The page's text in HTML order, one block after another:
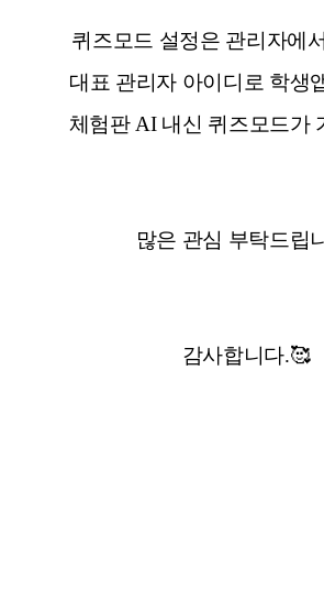
퀴즈모드 설정은 관리자에
대표 관리자 아이디로 학생
체험판 AI 내신 퀴즈모드가
많은 관심 부탁드립
감사합니다.🥰